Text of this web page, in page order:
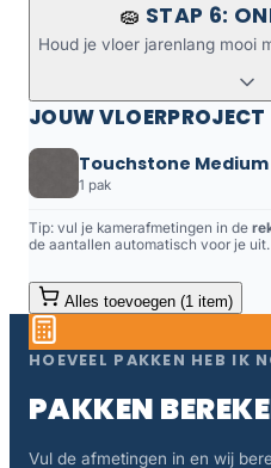
🧽 STAP 6:
Houd je vloer jarenlang mooi
JOUW VLOERPROJECT
Touchstone Medium
1 pak
Tip: vul je kamerafmetingen in de
de aantallen automatisch voor je uit.
Alles toevoegen (1 item)
HOEVEEL PAKKEN HEB IK
PAKKEN
Vul de afmetingen in en wij